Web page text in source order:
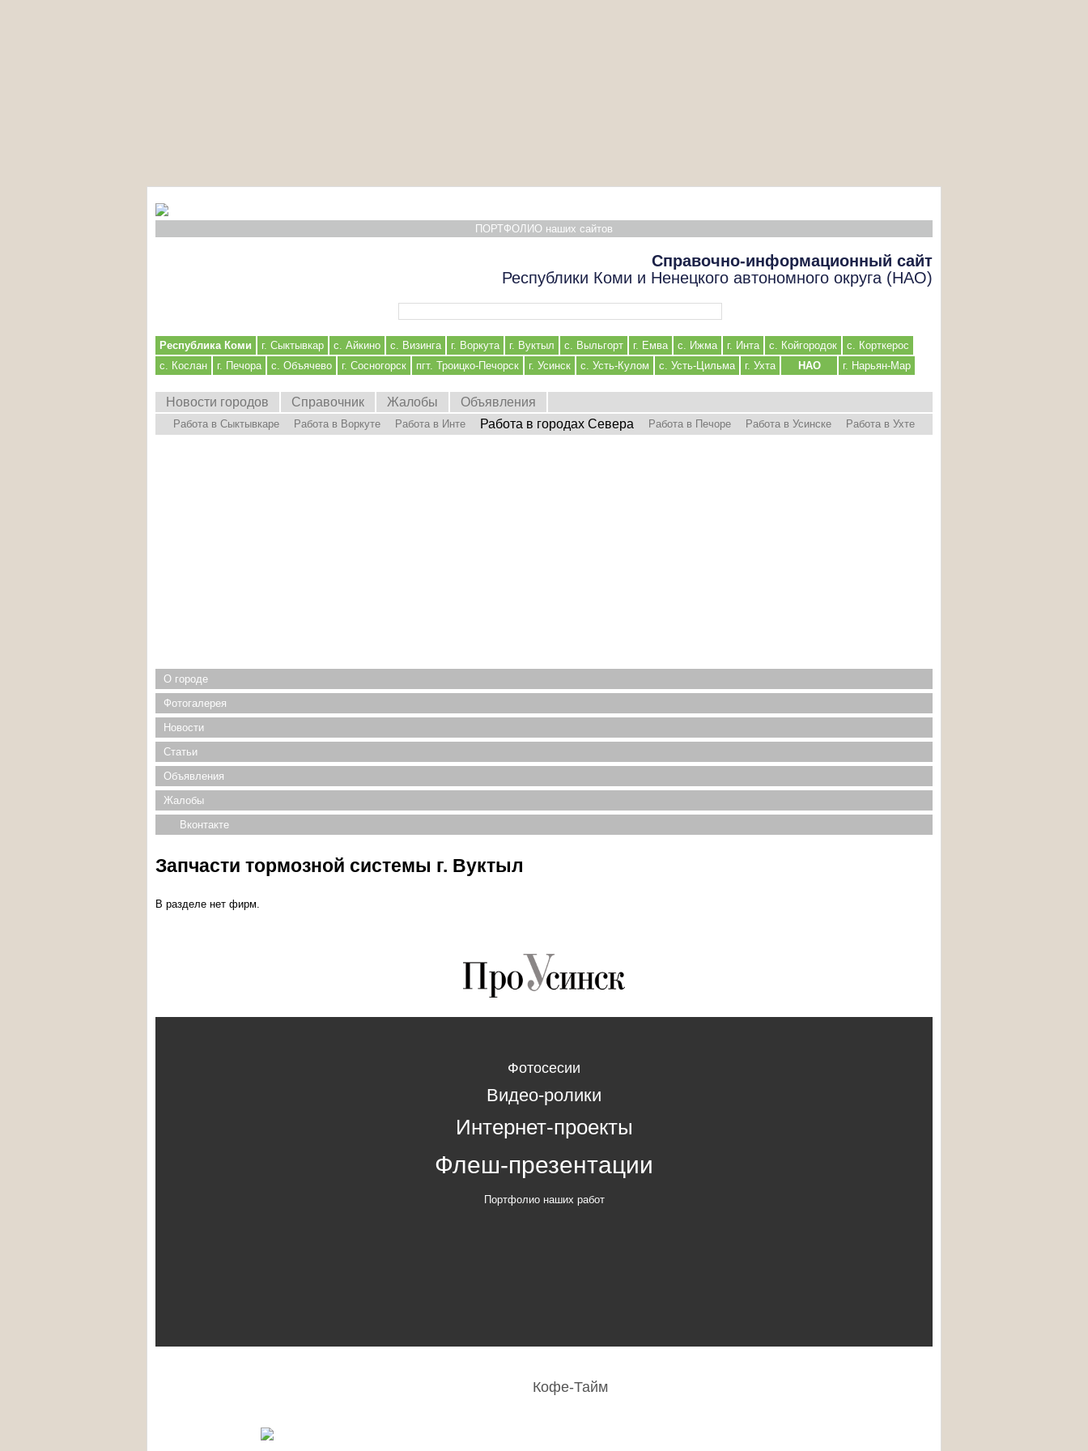
ПОРТФОЛИО наших сайтов
Справочно-информационный сайт
Республики Коми и Ненецкого автономного округа (НАО)
Республика Коми г. Сыктывкар с. Айкино с. Визинга г. Воркута г. Вуктыл с. Выльгорт г. Емва с. Ижма г. Инта с. Койгородок
с. Корткерос
с. Кослан
г. Печора с. Объячево г. Сосногорск пгт. Троицко-Печорск г. Усинск с. Усть-Кулом с. Усть-Цильма г. Ухта НАО г. Нарьян-Мар
Новости городов Справочник Жалобы Объявления
Работа в Сыктывкаре Работа в Воркуте Работа в Инте Работа в городах Севера Работа в Печоре Работа в Усинске Работа в Ухте
О городе
Фотогалерея
Новости
Статьи
Объявления
Жалобы
Вконтакте
Запчасти тормозной системы г. Вуктыл
В разделе нет фирм.
Фотосесии
Видео-ролики
Интернет-проекты
Флеш-презентации
Портфолио наших работ
Кофе-Тайм